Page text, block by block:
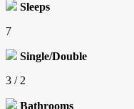
Sleeps
7
Single/Double
3 / 2
Bathrooms